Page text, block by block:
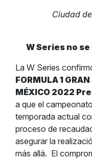
Ciudad
W Series no
La W Series
FORMULA 1
MÉXICO 2022
a que el
temporada actual
proceso de
asegurar la
más allá. El